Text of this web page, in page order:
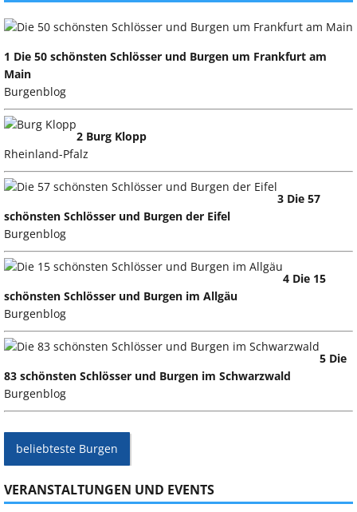
1 Die 50 schönsten Schlösser und Burgen um Frankfurt am
Main
Burgenblog
2 Burg Klopp
Rheinland-Pfalz
3 Die 57
schönsten Schlösser und Burgen der Eifel
Burgenblog
4 Die 15
schönsten Schlösser und Burgen im Allgäu
Burgenblog
5 Die
83 schönsten Schlösser und Burgen im Schwarzwald
Burgenblog
beliebteste Burgen
VERANSTALTUNGEN UND EVENTS